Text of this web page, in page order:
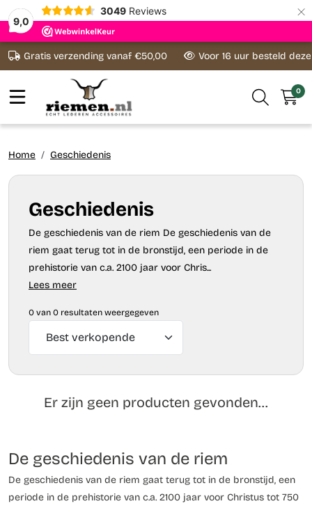
9,0
3049 Reviews ×
Ga naar content
Gratis verzending vanaf €50,00 Voor 16 uur besteld
0
Home Geschiedenis
Geschiedenis
De geschiedenis van de riem De geschiedenis van de
riem gaat terug tot in de bronstijd, een periode in de
prehistorie van c.a. 2100 jaar voor Chris...
Lees meer
0 van 0 resultaten weergegeven
Er zijn geen producten gevonden...
De geschiedenis van de riem
De geschiedenis van de riem gaat terug tot in de bronstijd, een
periode in de prehistorie van c.a. 2100 jaar voor Christus tot 750